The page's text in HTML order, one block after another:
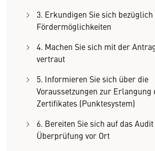
3. Erkundigen Sie sich bezüglich
Fördermöglichkeiten
4. Machen Sie sich mit der
vertraut
5. Informieren Sie sich über die
Voraussetzungen zur Erlangung
Zertifikates (Punktesystem)
6. Bereiten Sie sich auf das
Überprüfung vor Ort